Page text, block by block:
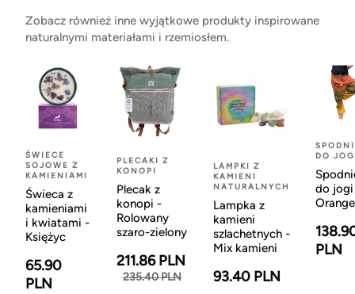
Zobacz również inne wyjątkowe produkty inspirowane
naturalnymi materiałami i rzemiosłem.
ŚWIECE
SOJOWE Z
KAMIENIAMI
Świeca z
kamieniami
i kwiatami -
Księżyc
65.90
PLN
PLECAKI Z
KONOPI
Plecak z
konopi -
Rolowany
szaro-zielony
211.86 PLN
235.40 PLN
LAMPKI Z
KAMIENI
NATURALNYCH
Lampka z
kamieni
szlachetnych -
Mix kamieni
93.40 PLN
DO
do
Orange
PLN